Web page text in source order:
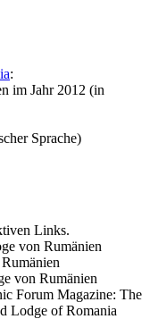
:
im Jahr 2012 (in
Sprache)
Links.
von Rumänien
von Rumänien
Forum Magazine: The
Lodge of Romania